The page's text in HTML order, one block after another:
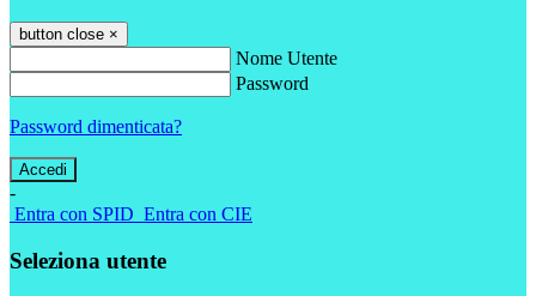
button close ×
Nome Utente
Password
Password dimenticata?
-
Entra con SPID Entra con CIE
Seleziona utente